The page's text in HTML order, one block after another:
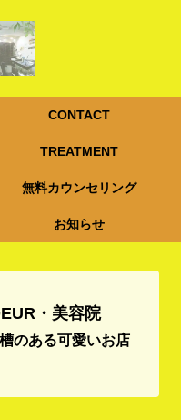
CONTACT
TREATMENT
無料カウンセリング
お知らせ
・美容院
のある可愛いお店